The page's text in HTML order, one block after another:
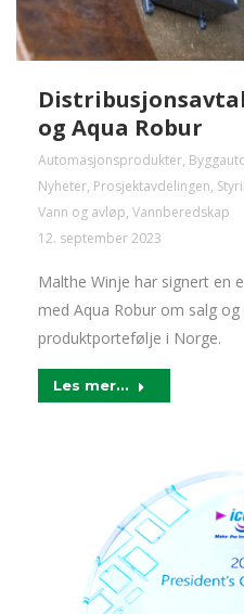
og Aqua Robur
Automasjonsprodukter,
Nyheter, Prosjektavdelingen,
Vann og avløp, Vannberedskap
12. september 2023
Malthe Winje har signert en
med Aqua Robur om salg
produktportefølje i Norge.
Les mer...